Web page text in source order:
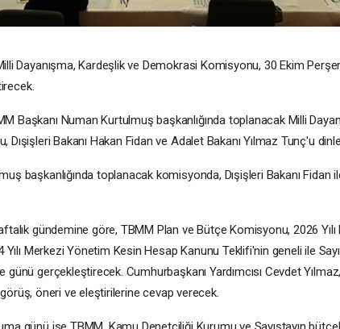
Dayanışma, Kardeşlik ve Demokrasi Komisyonu, 30 Ekim
Başkanı Numan Kurtulmuş başkanlığında toplanacak Milli
Bakanı Hakan Fidan ve Adalet Bakanı Yılmaz Tunç'u
başkanlığında toplanacak komisyonda, Dışişleri Bakanı Fidan
gündemine göre, TBMM Plan ve Bütçe Komisyonu, 2026
Merkezi Yönetim Kesin Hesap Kanunu Teklifi'nin geneli ile
gerçekleştirecek. Cumhurbaşkanı Yardımcısı Cevdet
öneri ve eleştirilerine cevap verecek.